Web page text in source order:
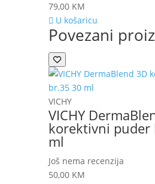
79,00 KM
U košaricu
Povezani
VICHY
VICHY
korektivni puder
ml
Još nema recenzija
50,00 KM